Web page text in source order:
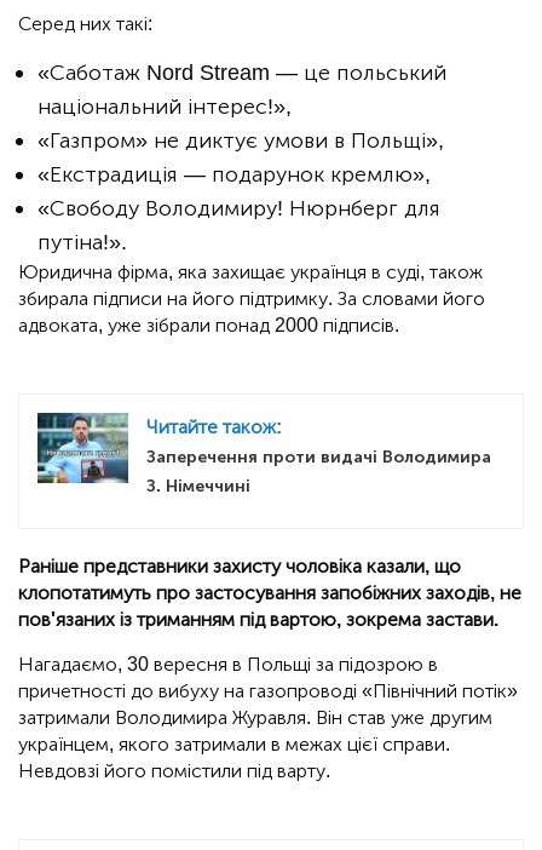
Серед них такі:
«Саботаж Nord Stream — це польський
національний інтерес!»,
«Газпром» не диктує умови в Польщі»,
«Екстрадиція — подарунок кремлю»,
«Свободу Володимиру! Нюрнберг для
путіна!».
Юридична фірма, яка захищає українця в суді, також
збирала підписи на його підтримку. За словами його
адвоката, уже зібрали понад 2000 підписів.
Читайте також:
Заперечення проти видачі Володимира
З. Німеччині
Раніше представники захисту чоловіка казали, що
клопотатимуть про застосування запобіжних заходів, не
пов'язаних із триманням під вартою, зокрема застави.
Нагадаємо, 30 вересня в Польщі за підозрою в
причетності до вибуху на газопроводі «Північний потік»
затримали Володимира Журавля. Він став уже другим
українцем, якого затримали в межах цієї справи.
Невдовзі його помістили під варту.